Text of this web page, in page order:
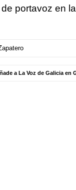
portavoz en
a La Voz de Galicia en